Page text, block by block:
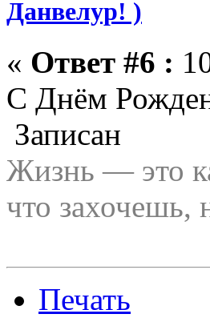
Данвелур! )
« Ответ #6 :
С Днём
Записан
Жизнь — это
что захочешь,
Печать